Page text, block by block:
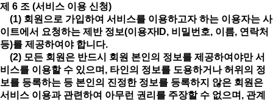
제 6 조 (서비스 이용 신청)
(1) 회원으로 가입하여 서비스를 이용하고자 하는 이용자는 사
이트에서 요청하는 제반 정보(이용자ID, 비밀번호, 이름, 연락처
등)를 제공하여야 합니다.
(2) 모든 회원은 반드시 회원 본인의 정보를 제공하여야만 서
비스를 이용할 수 있으며, 타인의 정보를 도용하거나 허위의 정
보를 등록하는 등 본인의 진정한 정보를 등록하지 않은 회원은
서비스 이용과 관련하여 아무런 권리를 주장할 수 없으며, 관계